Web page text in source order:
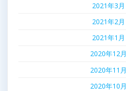
2021年3月
2021年2月
2021年1月
2020年12月
2020年11月
2020年10月